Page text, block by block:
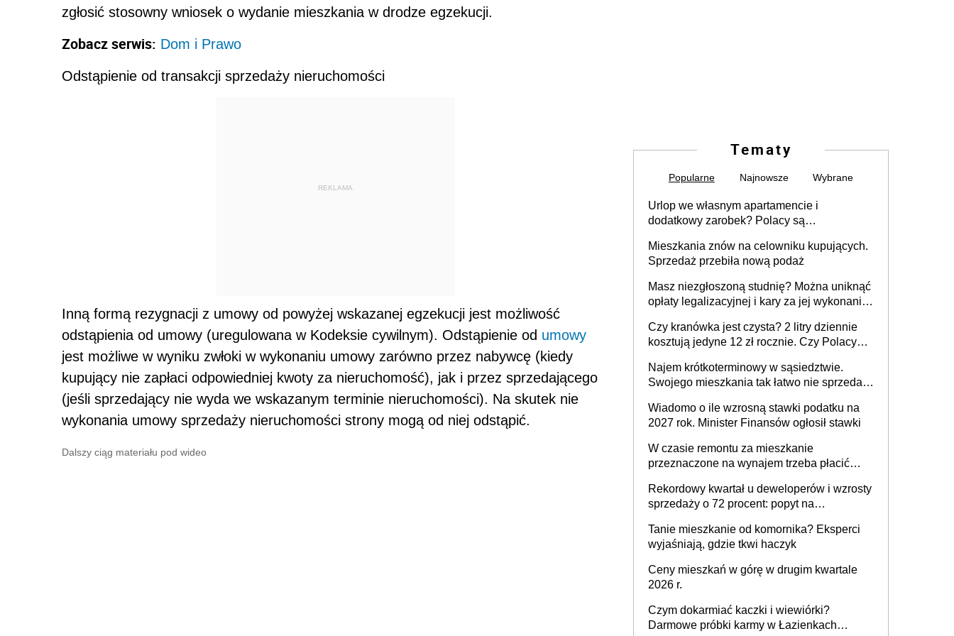
zgłosić stosowny wniosek o wydanie mieszkania w drodze egzekucji.
Zobacz serwis: Dom i Prawo
Odstąpienie od transakcji sprzedaży nieruchomości
REKLAMA
Inną formą rezygnacji z umowy od powyżej wskazanej egzekucji jest możliwość
odstąpienia od umowy (uregulowana w Kodeksie cywilnym). Odstąpienie od umowy
jest możliwe w wyniku zwłoki w wykonaniu umowy zarówno przez nabywcę (kiedy
kupujący nie zapłaci odpowiedniej kwoty za nieruchomość), jak i przez sprzedającego
(jeśli sprzedający nie wyda we wskazanym terminie nieruchomości). Na skutek nie
wykonania umowy sprzedaży nieruchomości strony mogą od niej odstąpić.
Dalszy ciąg materiału pod wideo
Tematy
Popularne Najnowsze Wybrane
Urlop we własnym apartamencie i
dodatkowy zarobek? Polacy są
Mieszkania znów na celowniku kupujących.
Sprzedaż przebiła nową podaż
Masz niezgłoszoną studnię? Można uniknąć
opłaty legalizacyjnej i kary za jej wykonanie,
Czy kranówka jest czysta? 2 litry dziennie
kosztują jedyne 12 zł rocznie. Czy Polacy
Najem krótkoterminowy w sąsiedztwie.
Swojego mieszkania tak łatwo nie sprzedaż
Wiadomo o ile wzrosną stawki podatku na
2027 rok. Minister Finansów ogłosił stawki
W czasie remontu za mieszkanie
przeznaczone na wynajem trzeba płacić
realizuje w nim potrzeb mieszkaniowych
Rekordowy kwartał u deweloperów i wzrosty
sprzedaży o 72 procent: popyt na
Tanie mieszkanie od komornika? Eksperci
wyjaśniają, gdzie tkwi haczyk
Ceny mieszkań w górę w drugim kwartale
2026 r.
Czym dokarmiać kaczki i wiewiórki?
Darmowe próbki karmy w Łazienkach